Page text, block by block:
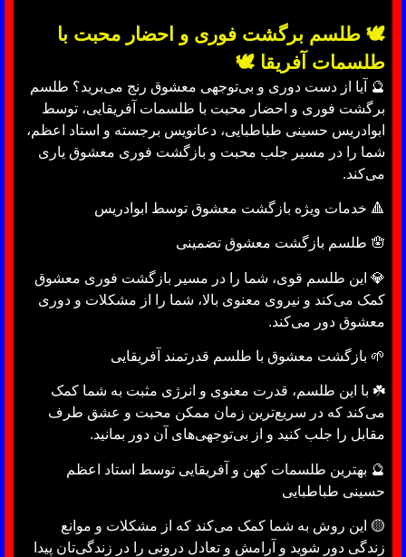
🕊 طلسم برگشت فوری و احضار محبت با
طلسمات آفریقا 🕊
🔮 آیا از دست دوری و بی‌توجهی معشوق رنج می‌برید؟ طلسم
برگشت فوری و احضار محبت با طلسمات آفریقایی، توسط
ابوادریس حسینی طباطبایی، دعانویس برجسته و استاد اعظم،
شما را در مسیر جلب محبت و بازگشت فوری معشوق یاری
می‌کند.
🔺 خدمات ویژه بازگشت معشوق توسط ابوادریس
🪬 طلسم بازگشت معشوق تضمینی
💎 این طلسم قوی، شما را در مسیر بازگشت فوری معشوق
کمک می‌کند و نیروی معنوی بالا، شما را از مشکلات و دوری
معشوق دور می‌کند.
🌱 بازگشت معشوق با طلسم قدرتمند آفریقایی
☘️ با این طلسم، قدرت معنوی و انرژی مثبت به شما کمک
می‌کند که در سریع‌ترین زمان ممکن محبت و عشق طرف
مقابل را جلب کنید و از بی‌توجهی‌های آن دور بمانید.
🔮 بهترین طلسمات کهن و آفریقایی توسط استاد اعظم
حسینی طباطبایی
🟡 این روش به شما کمک می‌کند که از مشکلات و موانع
زندگی دور شوید و آرامش و تعادل درونی را در زندگی‌تان پیدا